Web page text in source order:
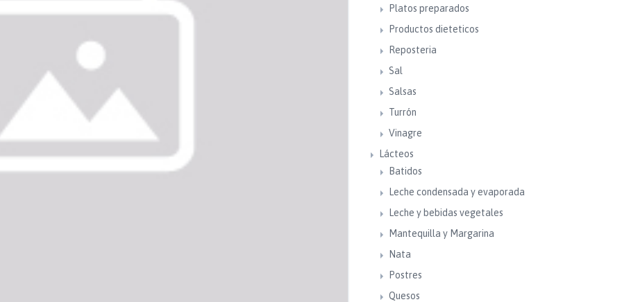
Platos preparados
Productos dieteticos
Reposteria
Sal
Salsas
Turrón
Vinagre
Lácteos
Batidos
Leche condensada y evaporada
Leche y bebidas vegetales
Mantequilla y Margarina
Nata
Postres
Quesos